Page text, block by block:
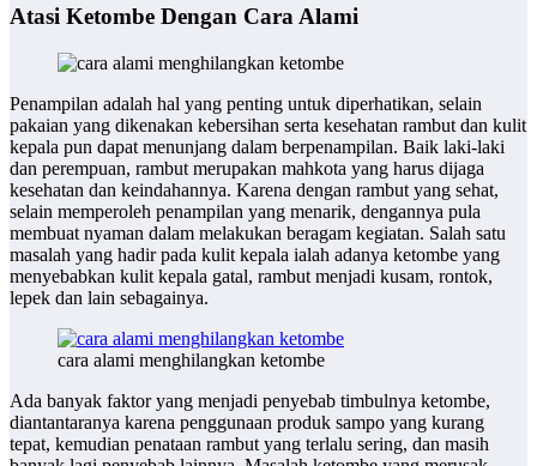
Atasi Ketombe Dengan Cara Alami
Penampilan adalah hal yang penting untuk diperhatikan, selain
pakaian yang dikenakan kebersihan serta kesehatan rambut dan kulit
kepala pun dapat menunjang dalam berpenampilan. Baik laki-laki
dan perempuan, rambut merupakan mahkota yang harus dijaga
kesehatan dan keindahannya. Karena dengan rambut yang sehat,
selain memperoleh penampilan yang menarik, dengannya pula
membuat nyaman dalam melakukan beragam kegiatan. Salah satu
masalah yang hadir pada kulit kepala ialah adanya ketombe yang
menyebabkan kulit kepala gatal, rambut menjadi kusam, rontok,
lepek dan lain sebagainya.
cara alami menghilangkan ketombe
Ada banyak faktor yang menjadi penyebab timbulnya ketombe,
diantantaranya karena penggunaan produk sampo yang kurang
tepat, kemudian penataan rambut yang terlalu sering, dan masih